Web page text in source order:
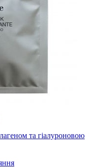
та гіалуроновою